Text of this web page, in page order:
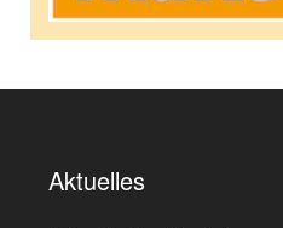
Aktuelles